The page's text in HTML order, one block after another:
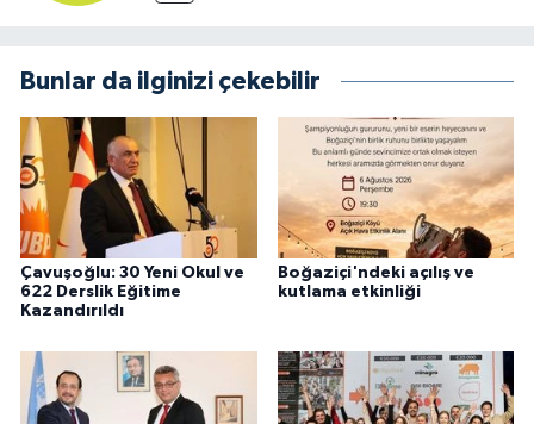
Bunlar da ilginizi çekebilir
Çavuşoğlu: 30 Yeni Okul ve
622 Derslik Eğitime
Kazandırıldı
Boğaziçi'ndeki açılış ve
kutlama etkinliği